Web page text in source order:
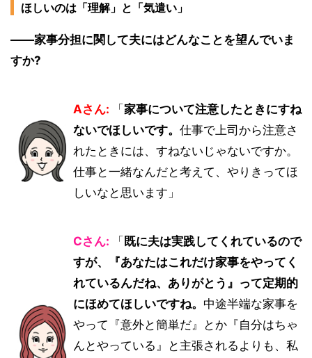
ほしいのは「理解」と「気遣い」
――家事分担に関して夫にはどんなことを望んでいま
すか?
Aさん: 「 家事について注意したときにすね
ないでほしいです。 仕事で上司から注意さ
れたときには、すねないじゃないですか。
仕事と一緒なんだと考えて、やりきってほ
しいなと思います」
Cさん: 「 既に夫は実践してくれているので
すが、『あなたはこれだけ家事をやってく
れているんだね、ありがとう』って定期的
にほめてほしいですね。 中途半端な家事を
やって『意外と簡単だ』とか『自分はちゃ
んとやっている』と主張されるよりも、私